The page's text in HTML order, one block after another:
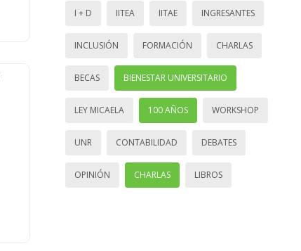
I + D IITEA IITAE INGRESANTES
INCLUSIÓN FORMACIÓN CHARLAS
BECAS BIENESTAR UNIVERSITARIO
LEY MICAELA 100 AÑOS WORKSHOP
UNR CONTABILIDAD DEBATES
OPINIÓN CHARLAS LIBROS